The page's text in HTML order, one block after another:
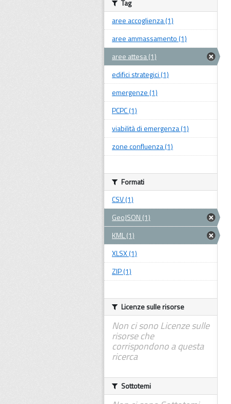
Tag
aree accoglienza (1)
aree ammassamento (1)
aree attesa (1)
edifici strategici (1)
emergenze (1)
PCPC (1)
viabilità di emergenza (1)
zone confluenza (1)
Formati
CSV (1)
GeoJSON (1)
KML (1)
XLSX (1)
ZIP (1)
Licenze sulle risorse
Non ci sono Licenze sulle
risorse che
corrispondono a questa
ricerca
Sottotemi